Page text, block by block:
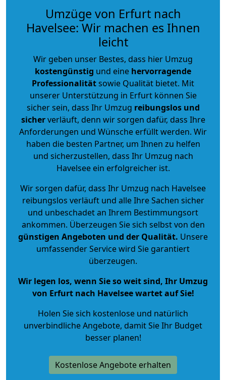
Umzüge von Erfurt nach
Havelsee: Wir machen es Ihnen
leicht
Wir geben unser Bestes, dass hier Umzug
kostengünstig und eine hervorragende
Professionalitätsowie Qualität bietet. Mit
unserer Unterstützung in Erfurt können Sie
sicher sein, dass Ihr Umzug reibungslos und
sicherverläuft, denn wir sorgen dafür, dass Ihre
Anforderungen und Wünsche erfüllt werden. Wir
haben die besten Partner, um Ihnen zu helfen
und sicherzustellen, dass Ihr Umzug nach
Havelsee ein erfolgreicher ist.
Wir sorgen dafür, dass Ihr Umzug nach Havelsee
reibungslos verläuft und alle Ihre Sachen sicher
und unbeschadet an Ihrem Bestimmungsort
ankommen. Überzeugen Sie sich selbst von den
günstigen Angeboten und der Qualität. Unsere
umfassender Service wird Sie garantiert
überzeugen.
Wir legen los, wenn Sie so weit sind, Ihr Umzug
von Erfurt nach Havelsee wartet auf Sie!
Holen Sie sich kostenlose und natürlich
unverbindliche Angebote, damit Sie Ihr Budget
besser planen!
Kostenlose Angebote erhalten